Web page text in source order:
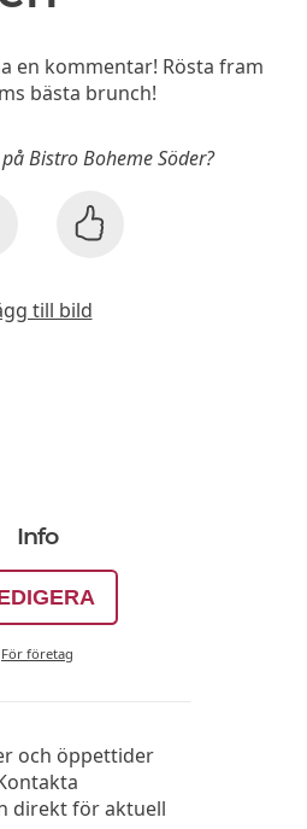
en kommentar! Rösta fram
bästa brunch!
Bistro Boheme Söder?
till bild
Info
För företag
och öppettider
direkt för aktuell